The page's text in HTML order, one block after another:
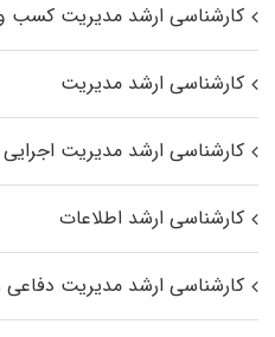
کارشناسی ارشد مدیریت کسب
کارشناسی ارشد مدیریت
کارشناسی ارشد مدیریت اجرایی
کارشناسی ارشد اطلاعات
کارشناسی ارشد مدیریت دفاعی ۱